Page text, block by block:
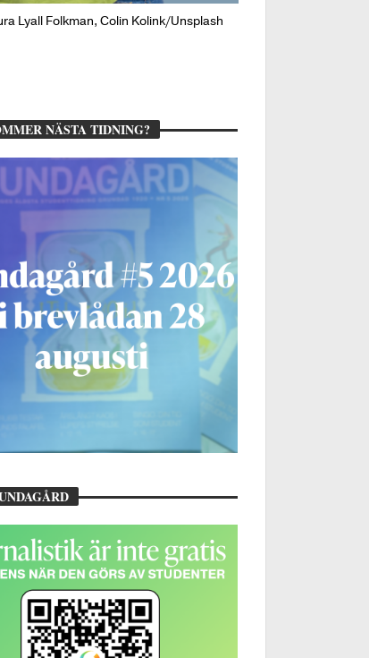
Lyall Folkman, Colin Kolink/Unsplash
NÄSTA TIDNING?